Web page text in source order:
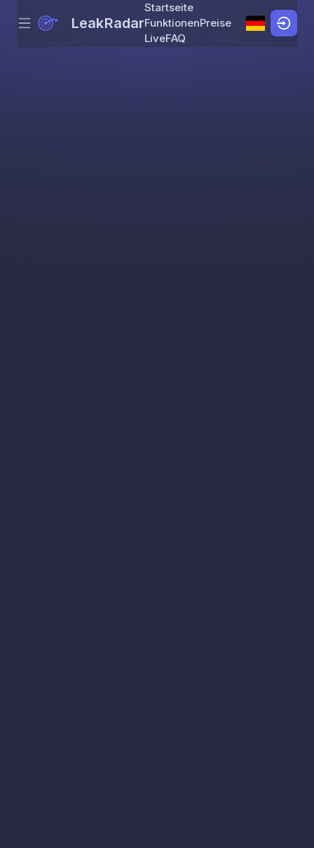
Skip to content
Menu LeakRadar
Startseite
FunktionenPreise
LiveFAQ